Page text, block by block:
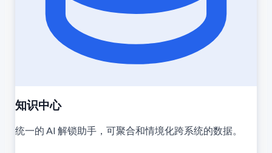
知识中心
统一的 AI 解锁助手，可聚合和情境化跨系统的数据。